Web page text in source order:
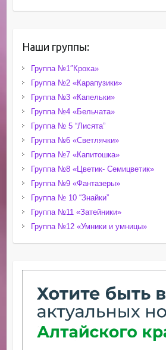
Наши группы:
Группа №1″Кроха»
Группа №2 «Карапузики»
Группа №3 «Капельки»
Группа №4 «Бельчата»
Группа № 5 “Лисята”
Группа №6 «Светлячки»
Группа №7 «Капитошка»
Группа №8 «Цветик- Семицветик»
Группа №9 «Фантазеры»
Группа № 10 “Знайки”
Группа №11 «Затейники»
Группа №12 «Умники и умницы»